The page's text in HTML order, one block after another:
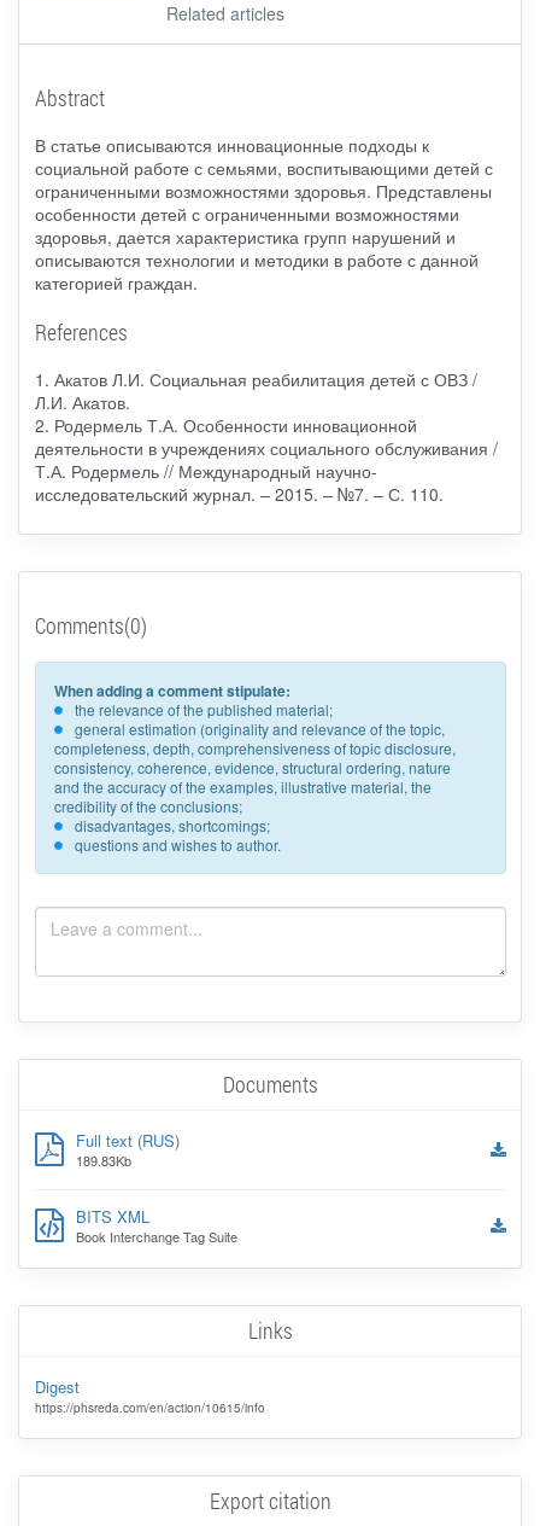
Related articles
Abstract
В статье описываются инновационные подходы к
социальной работе с семьями, воспитывающими детей с
ограниченными возможностями здоровья. Представлены
особенности детей с ограниченными возможностями
здоровья, дается характеристика групп нарушений и
описываются технологии и методики в работе с данной
категорией граждан.
References
1. Акатов Л.И. Социальная реабилитация детей с ОВЗ /
Л.И. Акатов.
2. Родермель Т.А. Особенности инновационной
деятельности в учреждениях социального обслуживания /
Т.А. Родермель // Международный научно-
исследовательский журнал. – 2015. – №7. – С. 110.
Comments(0)
When adding a comment stipulate:
the relevance of the published material;
general estimation (originality and relevance of the topic,
completeness, depth, comprehensiveness of topic disclosure,
consistency, coherence, evidence, structural ordering, nature
and the accuracy of the examples, illustrative material, the
credibility of the conclusions;
disadvantages, shortcomings;
questions and wishes to author.
Documents
Full text (RUS)
189.83Kb
BITS XML
Book Interchange Tag Suite
Links
Digest
https://phsreda.com/en/action/10615/info
Export citation